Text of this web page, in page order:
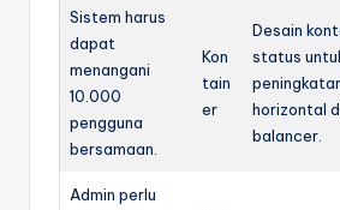
Sistem harus
dapat
menangani
10.000
pengguna
bersamaan.
Kon
tain
er
Desain
status
horizontal
balancer.
Admin perlu